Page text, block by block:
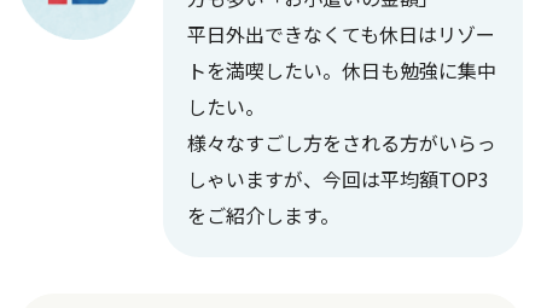
平日外出できなくても休日はリゾー
トを満喫したい。休日も勉強に集中
したい。
様々なすごし方をされる方がいらっ
しゃいますが、今回は平均額TOP3
をご紹介します。